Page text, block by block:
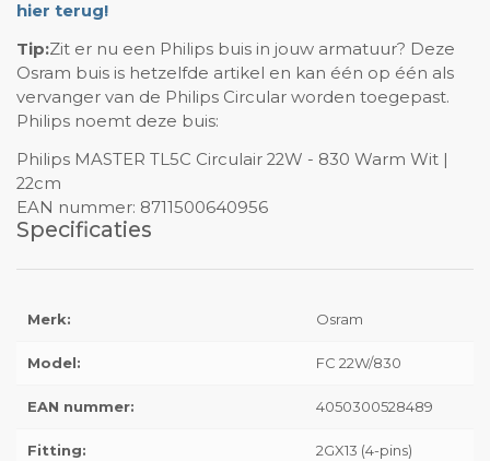
hier terug!
Tip:Zit er nu een Philips buis in jouw armatuur? Deze
Osram buis is hetzelfde artikel en kan één op één als
vervanger van de Philips Circular worden toegepast.
Philips noemt deze buis:
Philips MASTER TL5C Circulair 22W - 830 Warm Wit |
22cm
EAN nummer: 8711500640956
Specificaties
Merk: Osram
Model: FC 22W/830
EAN nummer: 4050300528489
Fitting: 2GX13 (4-pins)